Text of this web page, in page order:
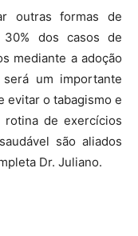
outras formas de
30% dos casos de
mediante a adoção
um importante
evitar o tabagismo e
de exercícios
são aliados
Dr. Juliano.